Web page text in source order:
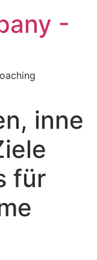
-
inne
für